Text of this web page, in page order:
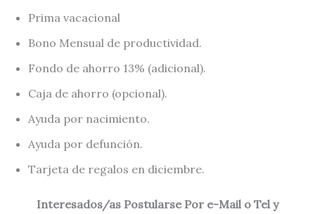
Prima vacacional
Bono Mensual de productividad.
Fondo de ahorro 13% (adicional).
Caja de ahorro (opcional).
Ayuda por nacimiento.
Ayuda por defunción.
Tarjeta de regalos en diciembre.
Interesados/as Postularse Por e-Mail o Tel y